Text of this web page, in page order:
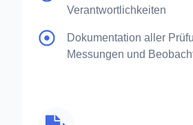
Verantwortlichkeiten
Dokumentation aller
Messungen und